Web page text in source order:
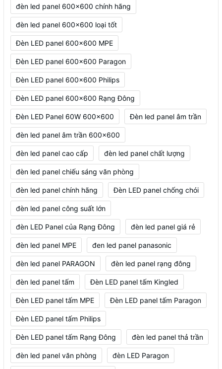
đèn led panel 600x600 chính hãng
đèn led panel 600x600 loại tốt
Đèn LED panel 600x600 MPE
Đèn LED panel 600x600 Paragon
Đèn LED panel 600x600 Philips
Đèn LED panel 600x600 Rạng Đông
Đèn LED Panel 60W 600x600 Đèn led panel âm trần
đèn led panel âm trần 600x600
đèn led panel cao cấp đèn led panel chất lượng
đèn led panel chiếu sáng văn phòng
đèn led panel chính hãng Đèn LED panel chống chói
đèn led panel công suất lớn
đèn LED Panel của Rạng Đông đèn led panel giá rẻ
đèn led panel MPE đen led panel panasonic
đèn led panel PARAGON đèn led panel rạng đông
đèn led panel tấm Đèn LED panel tấm Kingled
Đèn LED panel tấm MPE Đèn LED panel tấm Paragon
Đèn LED panel tấm Philips
Đèn LED panel tấm Rạng Đông đèn led panel thả trần
đèn led panel văn phòng đèn LED Paragon